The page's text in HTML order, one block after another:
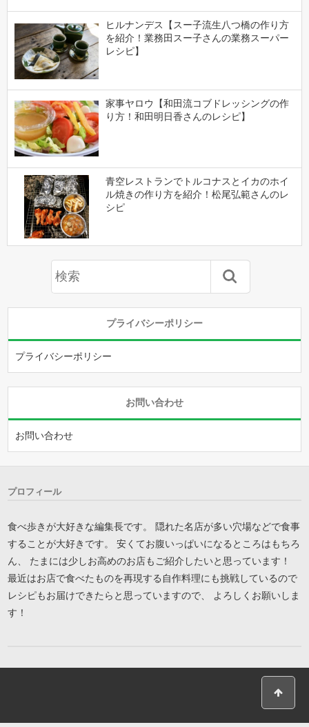
ヒルナンデス【スー子流生八つ橋の作り方
を紹介！業務田スー子さんの業務スーパー
レシピ】
家事ヤロウ【和田流コブドレッシングの作
り方！和田明日香さんのレシピ】
青空レストランでトルコナスとイカのホイ
ル焼きの作り方を紹介！松尾弘範さんのレ
シピ
プライバシーポリシー
プライバシーポリシー
お問い合わせ
お問い合わせ
プロフィール
食べ歩きが大好きな編集長です。 隠れた名店が多い穴場などで食事
することが大好きです。 安くてお腹いっぱいになるところはもちろ
ん、 たまには少しお高めのお店もご紹介したいと思っています！
最近はお店で食べたものを再現する自作料理にも挑戦しているので
レシピもお届けできたらと思っていますので、 よろしくお願いしま
す！